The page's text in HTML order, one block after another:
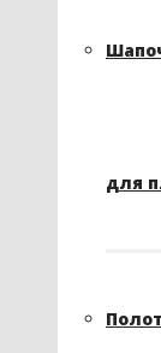
для